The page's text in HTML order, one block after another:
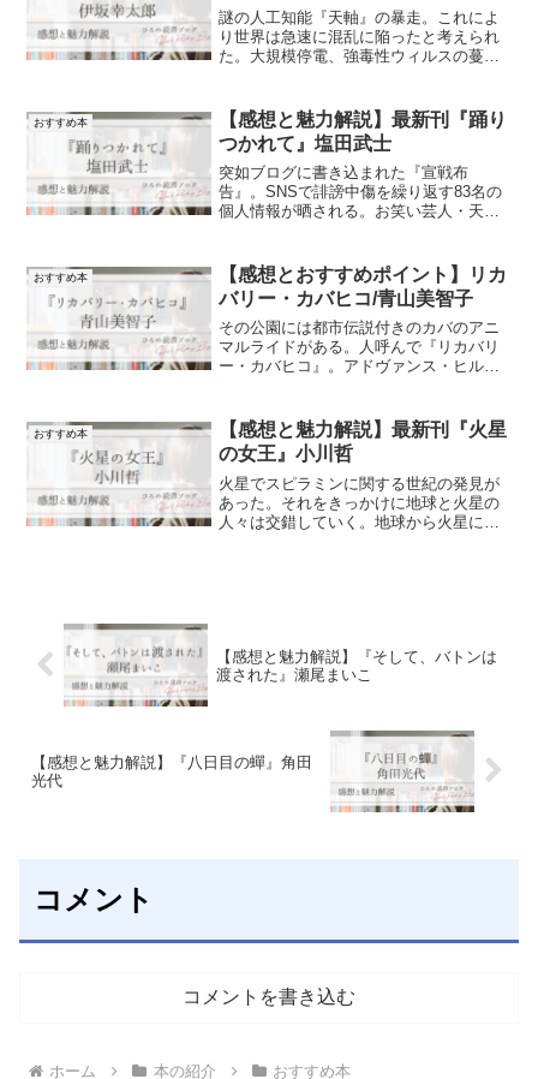
謎の人工知能『天軸』の暴走。これによ
り世界は急速に混乱に陥ったと考えられ
た。大規模停電、強毒性ウィルスの蔓
探る。巨大な樹の絵画『楽園』を手掛か
りに…。
おすすめ本
【感想と魅力解説】最新刊『踊り
つかれて』塩田武士
突如ブログに書き込まれた『宣戦布
告』。SNSで誹謗中傷を繰り返す83名の
個人情報が晒される。お笑い芸人・天童
冊。
おすすめ本
【感想とおすすめポイント】リカ
バリー・カバヒコ/青山美智子
その公園には都市伝説付きのカバのアニ
マルライドがある。人呼んで『リカバリ
ー・カバヒコ』。アドヴァンス・ヒルに
カバヒコが紡ぐ連作短編集。
おすすめ本
【感想と魅力解説】最新刊『火星
の女王』小川哲
火星でスピラミンに関する世紀の発見が
あった。それをきっかけに地球と火星の
人々は交錯していく。地球から火星に移
【感想と魅力解説】『そして、バトンは
渡された』瀬尾まいこ
【感想と魅力解説】『八日目の蟬』角田
光代
コメント
コメントを書き込む
ホーム 本の紹介 おすすめ本